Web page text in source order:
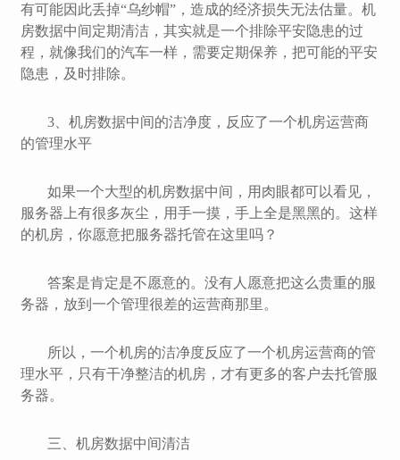
有可能因此丢掉“乌纱帽”，造成的经济损失无法估量。机
房数据中间定期清洁，其实就是一个排除平安隐患的过
程，就像我们的汽车一样，需要定期保养，把可能的平安
隐患，及时排除。
3、机房数据中间的洁净度，反应了一个机房运营商
的管理水平
如果一个大型的机房数据中间，用肉眼都可以看见，
服务器上有很多灰尘，用手一摸，手上全是黑黑的。这样
的机房，你愿意把服务器托管在这里吗？
答案是肯定是不愿意的。没有人愿意把这么贵重的服
务器，放到一个管理很差的运营商那里。
所以，一个机房的洁净度反应了一个机房运营商的管
理水平，只有干净整洁的机房，才有更多的客户去托管服
务器。
三、机房数据中间清洁